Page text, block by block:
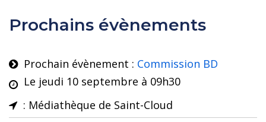
Prochains évènements
Prochain évènement : Commission BD
Le jeudi 10 septembre à 09h30
: Médiathèque de Saint-Cloud